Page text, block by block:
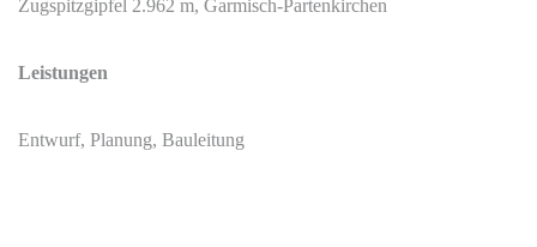
Zugspitzgipfel 2.962 m, Garmisch-Partenkirchen
Leistungen
Entwurf, Planung, Bauleitung